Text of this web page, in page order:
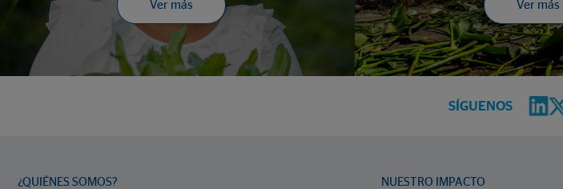
Ver más Ver más
SÍGUENOS
¿QUIÉNES SOMOS? NUESTRO IMPACTO